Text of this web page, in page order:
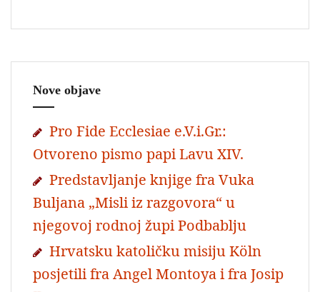
Nove objave
Pro Fide Ecclesiae e.V.i.Gr.:
Otvoreno pismo papi Lavu XIV.
Predstavljanje knjige fra Vuka
Buljana „Misli iz razgovora“ u
njegovoj rodnoj župi Podbablju
Hrvatsku katoličku misiju Köln
posjetili fra Angel Montoya i fra Josip